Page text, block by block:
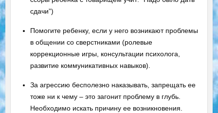
сдачи”)
Помогите ребенку, если у него возникают проблемы
в общении со сверстниками (ролевые
коррекционные игры, консультации психолога,
развитие коммуникативных навыков).
За агрессию бесполезно наказывать, запрещать ее
тоже ни к чему – это загонит проблему в глубь.
Необходимо искать причину ее возникновения.